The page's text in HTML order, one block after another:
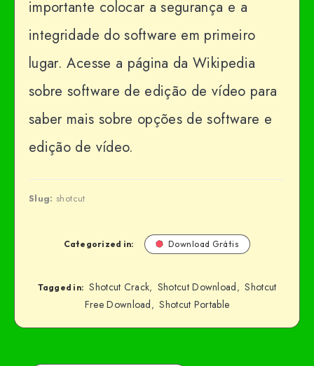
importante colocar a segurança e a
integridade do software em primeiro
lugar. Acesse a página da Wikipedia
sobre software de edição de vídeo para
saber mais sobre opções de software e
edição de vídeo.
Slug: shotcut
Categorized in: Download Grátis
Tagged in: Shotcut Crack, Shotcut Download, Shotcut
Free Download, Shotcut Portable